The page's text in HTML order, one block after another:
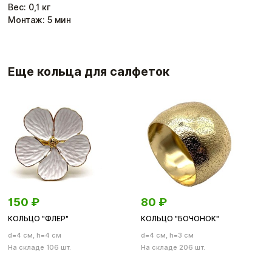
Вес: 0,1 кг
Монтаж: 5 мин
Еще кольца для салфеток
150 ₽
КОЛЬЦО "ФЛЕР"
d=4 см, h=4 см
На складе 106 шт.
80 ₽
КОЛЬЦО "БОЧОНОК"
d=4 см, h=3 см
На складе 206 шт.